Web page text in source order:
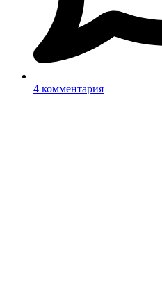
4 комментария